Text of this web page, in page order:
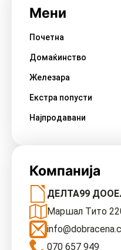
Мени
Почетна
Домаќинство
Железара
Екстра попусти
Најпродавани
Компанија
ДЕЛТА99
Маршал Тито
070 657 949